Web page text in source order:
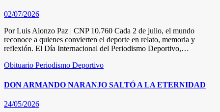
02/07/2026
Por Luis Alonzo Paz | CNP 10.760 Cada 2 de julio, el mundo
reconoce a quienes convierten el deporte en relato, memoria y
reflexión. El Día Internacional del Periodismo Deportivo,…
Obituario Periodismo Deportivo
DON ARMANDO NARANJO SALTÓ A LA ETERNIDAD
24/05/2026